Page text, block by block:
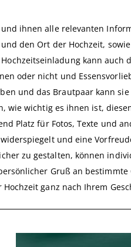
ihnen alle relevanten
den Ort der Hochzeit,
kann auch
oder nicht und
und das Brautpaar kann
wie wichtig es ihnen ist,
Platz für Fotos, Texte und
und eine
zu gestalten, können
Gruß an bestimmte
ganz nach Ihrem